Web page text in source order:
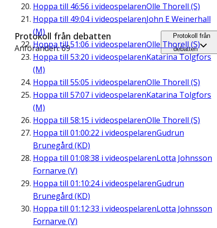
Hoppa till 46:56 i videospelarenOlle Thorell (S)
Hoppa till 49:04i videospelarenJohn E Weinerhall
(M)
Hoppa till51:06 i videospelarenOlle Thorell (S)
Hoppa till 53:20 i videospelarenKatarina Tolgfors
(M)
Hoppa till 55:05 i videospelarenOlle Thorell (S)
Hoppa till 57:07 i videospelarenKatarina Tolgfors
(M)
Hoppa till 58:15 i videospelarenOlle Thorell (S)
Hoppa till 01:00:22 i videospelarenGudrun
Brunegård (KD)
Hoppa till 01:08:38 i videospelarenLotta Johnsson
Fornarve (V)
Hoppa till 01:10:24i videospelarenGudrun
Brunegård (KD)
Hoppa till 01:12:33 i videospelarenLotta Johnsson
Fornarve (V)
Protokoll från debatten
Anföranden: 69
Protokoll från
debatten